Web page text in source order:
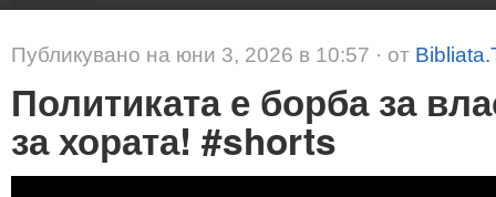
Публикувано на юни 3, 2026 в 10:57 · от
Политиката е борба за
за хората! #shorts